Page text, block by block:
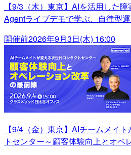
【9/3（木）東京】AIを活用した
Agentライブデモで学ぶ、自律型
開催前2026年9月3日(木) 16:00
【9/4（金）東京】AIチームメイ
トセンター～顧客体験向上とオペ